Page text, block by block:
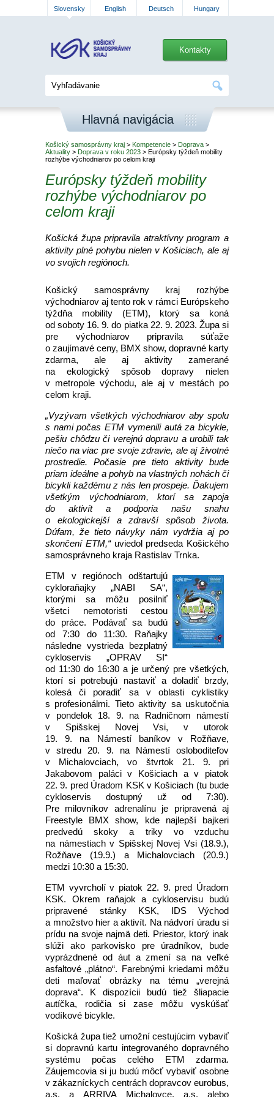
Slovensky English Deutsch Hungary
Kontakty
Hlavná navigácia
Košický samosprávny kraj > Kompetencie > Doprava >
Aktuality > Doprava v roku 2023 > Európsky týždeň mobility
rozhýbe východniarov po celom kraji
Európsky týždeň mobility
rozhýbe východniarov po
celom kraji
Košická župa pripravila atraktívny program a
aktivity plné pohybu nielen v Košiciach, ale aj
vo svojich regiónoch.
Košický samosprávny kraj rozhýbe
východniarov aj tento rok v rámci Európskeho
týždňa mobility (ETM), ktorý sa koná
od soboty 16. 9. do piatka 22. 9. 2023. Župa si
pre východniarov pripravila súťaže
o zaujímavé ceny, BMX show, dopravné karty
zdarma, ale aj aktivity zamerané
na ekologický spôsob dopravy nielen
v metropole východu, ale aj v mestách po
celom kraji.
„Vyzývam všetkých východniarov aby spolu
s nami počas ETM vymenili autá za bicykle,
pešiu chôdzu či verejnú dopravu a urobili tak
niečo na viac pre svoje zdravie, ale aj životné
prostredie. Počasie pre tieto aktivity bude
priam ideálne a pohyb na vlastných nohách či
bicykli každému z nás len prospeje. Ďakujem
všetkým východniarom, ktorí sa zapoja
do aktivít a podporia našu snahu
o ekologickejší a zdravší spôsob života.
Dúfam, že tieto návyky nám vydržia aj po
skončení ETM,“uviedol predseda Košického
samosprávneho kraja Rastislav Trnka.
ETM v regiónoch odštartujú
cykloraňajky „NABI SA“,
ktorými sa môžu posilniť
všetci nemotoristi cestou
do práce. Podávať sa budú
od 7:30 do 11:30. Raňajky
následne vystrieda bezplatný
cykloservis „OPRAV SI“
od 11:30 do 16:30 a je určený pre všetkých,
ktorí si potrebujú nastaviť a doladiť brzdy,
kolesá či poradiť sa v oblasti cyklistiky
s profesionálmi. Tieto aktivity sa uskutočnia
v pondelok 18. 9. na Radničnom námestí
v Spišskej Novej Vsi, v utorok
19. 9. na Námestí baníkov v Rožňave,
v stredu 20. 9. na Námestí osloboditeľov
v Michalovciach, vo štvrtok 21. 9. pri
Jakabovom paláci v Košiciach a v piatok
22. 9. pred Úradom KSK v Košiciach (tu bude
cykloservis dostupný už od 7:30).
Pre milovníkov adrenalínu je pripravená aj
Freestyle BMX show, kde najlepší bajkeri
predvedú skoky a triky vo vzduchu
na námestiach v Spišskej Novej Vsi (18.9.),
Rožňave (19.9.) a Michalovciach (20.9.)
medzi 10:30 a 15:30.
ETM vyvrcholí v piatok 22. 9. pred Úradom
KSK. Okrem raňajok a cykloservisu budú
pripravené stánky KSK, IDS Východ
a množstvo hier a aktivít. Na nádvorí úradu si
prídu na svoje najmä deti. Priestor, ktorý inak
slúži ako parkovisko pre úradníkov, bude
vyprázdnené od áut a zmení sa na veľké
asfaltové „plátno“. Farebnými kriedami môžu
deti maľovať obrázky na tému „verejná
doprava“. K dispozícii budú tiež šliapacie
autíčka, rodičia si zase môžu vyskúšať
vodíkové bicykle.
Košická župa tiež umožní cestujúcim vybaviť
si dopravnú kartu integrovaného dopravného
systému počas celého ETM zdarma.
Záujemcovia si ju budú môcť vybaviť osobne
v zákazníckych centrách dopravcov eurobus,
a.s. a ARRIVA Michalovce, a.s. alebo